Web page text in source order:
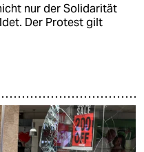
nur der Solidarität
Der Protest gilt